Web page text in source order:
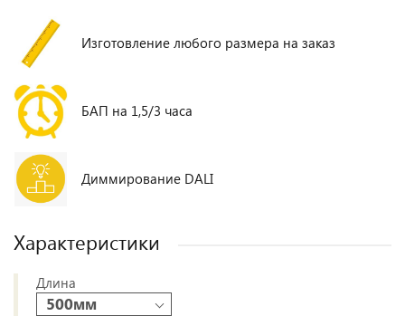
Изготовление любого размера на заказ
БАП на 1,5/3 часа
Диммирование DALI
Характеристики
Длина
500мм